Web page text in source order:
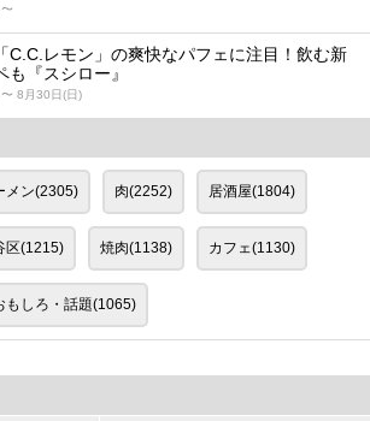
C.C.レモン」の爽快なパフェに注目！飲む新
も『スシロー』
8月30日(日)
メン(2305) 肉(2252) 居酒屋(1804)
区(1215) 焼肉(1138) カフェ(1130)
もしろ・話題(1065)